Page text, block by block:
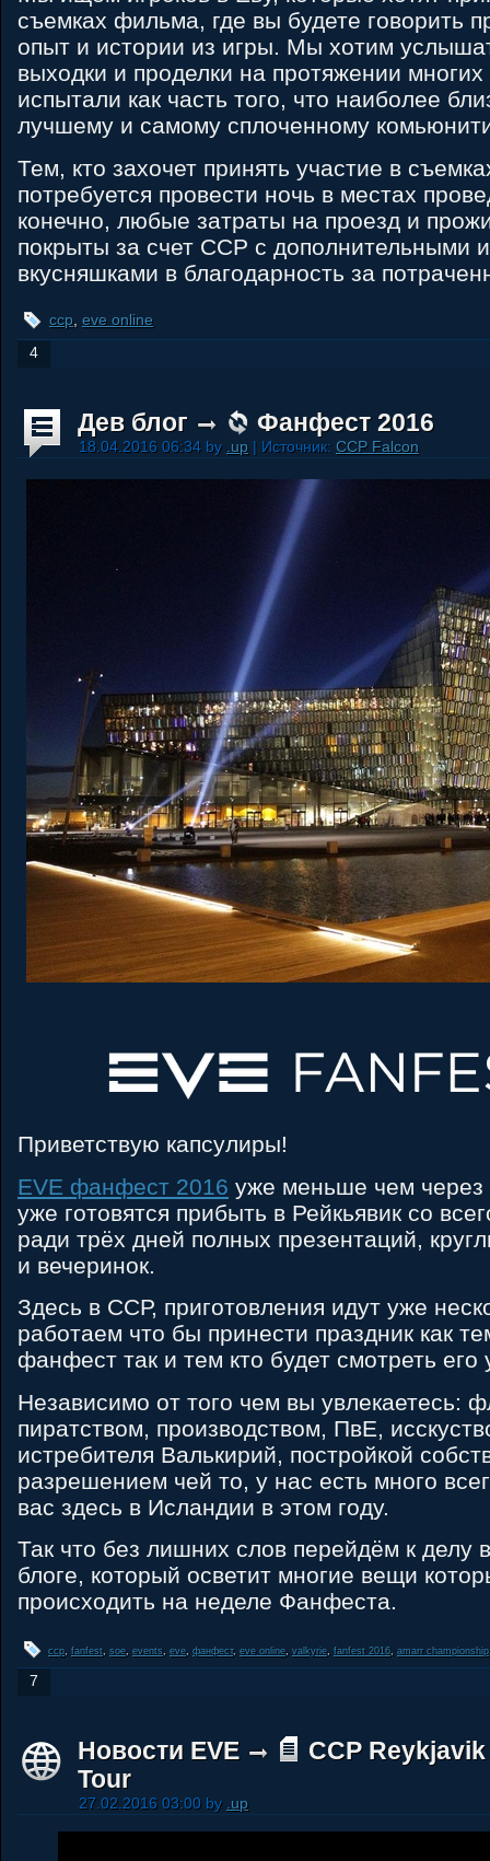
съемках фильма, где вы будете говорить
опыт и истории из игры. Мы хотим
выходки и проделки на протяжении
испытали как часть того, что наиболее
лучшему и самому сплоченному
Тем, кто захочет принять участие в
потребуется провести ночь в местах
конечно, любые затраты на проезд и
покрыты за счет CCP с дополнительными
вкусняшками в благодарность за
ccp, eve online
4
Дев блог Фанфест 2016
18.04.2016 06:34 by .up | Источник: CCP Falcon
Приветствую капсулиры!
ЕVЕ фанфест 2016 уже меньше чем
уже готовятся прибыть в Рейкьявик со
ради трёх дней полных презентаций,
и вечеринок.
Здесь в ССР, приготовления идут уже
работаем что бы принести праздник как
фанфест так и тем кто будет смотреть его
Независимо от того чем вы увлекаетесь:
пиратством, производством, ПвЕ,
истребителя Валькирий, постройкой
разрешением чей то, у нас есть много
вас здесь в Исландии в этом году.
Так что без лишних слов перейдём к делу
блоге, который осветит многие вещи
происходить на неделе Фанфеста.
ccp, fanfest, soe, events, eve, фанфест, eve online, valkyrie, fanfest 2016, amarr championship
7
Новости EVE
CCP
Tour
27.02.2016 03:00 by .up